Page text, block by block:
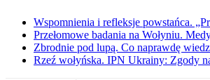
Wspomnienia i refleksje powstańca.
Przełomowe badania na Wołyniu.
Zbrodnie pod lupą. Co naprawdę
Rzeź wołyńska. IPN Ukrainy: Zgody